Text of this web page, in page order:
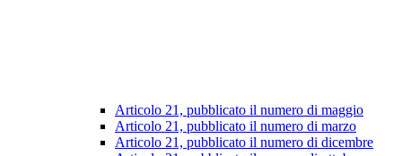
Articolo 21, pubblicato il numero di maggio
Articolo 21, pubblicato il numero di marzo
Articolo 21, pubblicato il numero di dicembre